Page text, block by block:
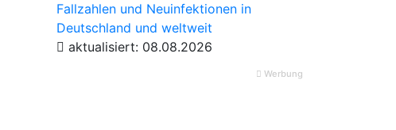
Fallzahlen und Neuinfektionen in
Deutschland und weltweit
aktualisiert: 08.08.2026
Werbung